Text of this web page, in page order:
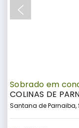
Sobrado em
COLINAS DE
Santana de Parnaiba,